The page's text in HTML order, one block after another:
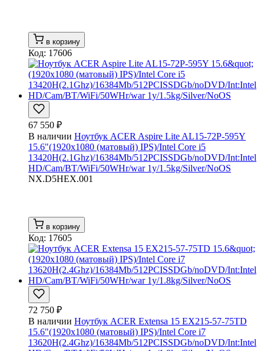
в корзину
Код: 17606
67 550 ₽
В наличии Ноутбук ACER Aspire Lite AL15-72P-595Y
15.6"(1920x1080 (матовый) IPS)/Intel Core i5
13420H(2.1Ghz)/16384Mb/512PCISSDGb/noDVD/Int:Intel
HD/Cam/BT/WiFi/50WHr/war 1y/1.5kg/Silver/NoOS
NX.D5HEX.001
в корзину
Код: 17605
72 750 ₽
В наличии Ноутбук ACER Extensa 15 EX215-57-75TD
15.6"(1920x1080 (матовый) IPS)/Intel Core i7
13620H(2.4Ghz)/16384Mb/512PCISSDGb/noDVD/Int:Intel